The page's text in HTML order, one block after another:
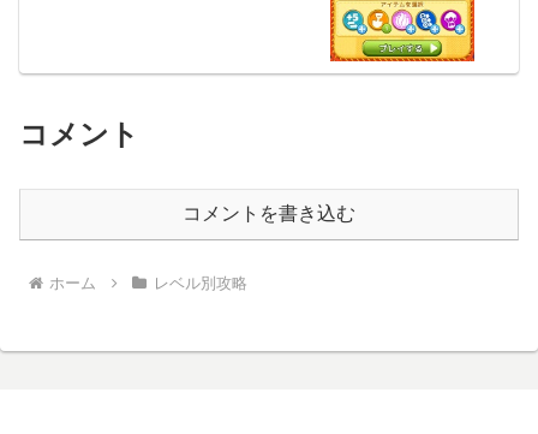
コメント
コメントを書き込む
ホーム レベル別攻略